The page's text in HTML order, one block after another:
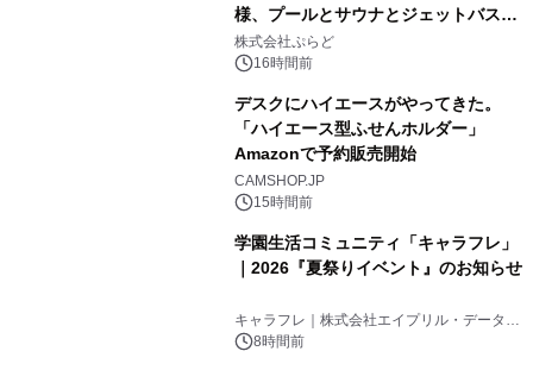
様、プールとサウナとジェットバス付
きで Villa Mon Temps AWAJIの連泊
素泊りプラン
株式会社ぷらど
16時間前
デスクにハイエースがやってきた。
「ハイエース型ふせんホルダー」
Amazonで予約販売開始
CAMSHOP.JP
15時間前
学園生活コミュニティ「キャラフレ」
｜2026『夏祭りイベント』のお知らせ
キャラフレ｜株式会社エイプリル・データ・
デザインズ
8時間前